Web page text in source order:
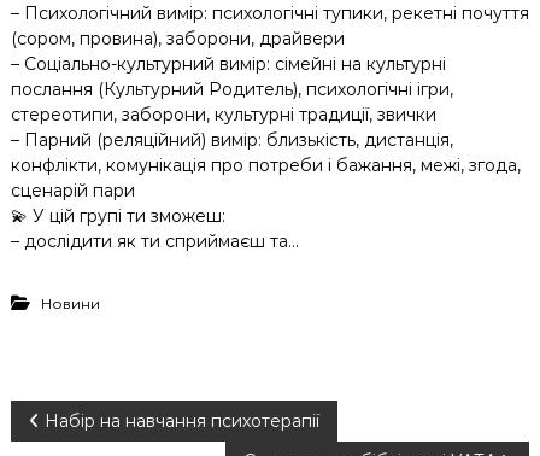
– Психологічний вимір: психологічні тупики, рекетні почуття
(сором, провина), заборони, драйвери
– Соціально-культурний вимір: сімейні на культурні
послання (Культурний Родитель), психологічні ігри,
стереотипи, заборони, культурні традиції, звички
– Парний (реляційний) вимір: близькість, дистанція,
конфлікти, комунікація про потреби і бажання, межі, згода,
сценарій пари
💫 У цій групі ти зможеш:
– дослідити як ти сприймаєш та…
Новини
Н Набір на навчання психотерапії